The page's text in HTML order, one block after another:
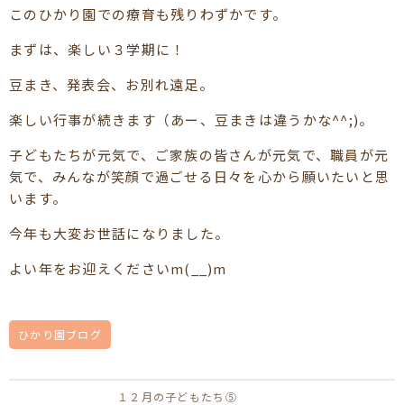
このひかり園での療育も残りわずかです。
まずは、楽しい３学期に！
豆まき、発表会、お別れ遠足。
楽しい行事が続きます（あー、豆まきは違うかな^^;)。
子どもたちが元気で、ご家族の皆さんが元気で、職員が元
気で、みんなが笑顔で過ごせる日々を心から願いたいと思
います。
今年も大変お世話になりました。
よい年をお迎えくださいm(__)m
ひかり園ブログ
１２月の子どもたち⑤